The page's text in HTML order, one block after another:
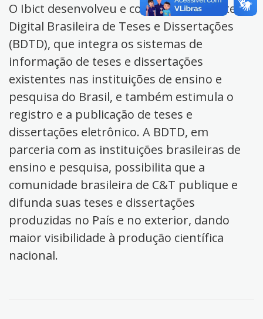
O Ibict desenvolveu e coordena a Biblioteca
Digital Brasileira de Teses e Dissertações
(BDTD), que integra os sistemas de
informação de teses e dissertações
existentes nas instituições de ensino e
pesquisa do Brasil, e também estimula o
registro e a publicação de teses e
dissertações eletrônico. A BDTD, em
parceria com as instituições brasileiras de
ensino e pesquisa, possibilita que a
comunidade brasileira de C&T publique e
difunda suas teses e dissertações
produzidas no País e no exterior, dando
maior visibilidade à produção científica
nacional.